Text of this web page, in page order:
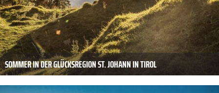
SOMMER IN DER GLÜCKSREGION ST. JOHANN IN TIROL